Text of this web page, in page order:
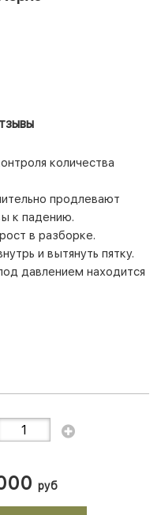
количества
продлевают
к падению.
в разборке.
и вытянуть пятку.
давлением находится
руб